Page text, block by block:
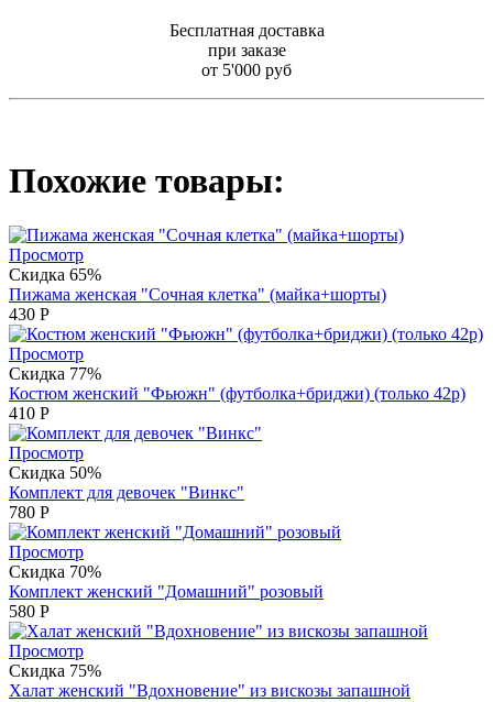
Бесплатная доставка
при заказе
от 5'000 руб
Похожие товары:
Просмотр
Скидка 65%
Пижама женская "Сочная клетка" (майка+шорты)
430 Р
Просмотр
Скидка 77%
Костюм женский "Фьюжн" (футболка+бриджи) (только 42р)
410 Р
Просмотр
Скидка 50%
Комплект для девочек "Винкс"
780 Р
Просмотр
Скидка 70%
Комплект женский "Домашний" розовый
580 Р
Просмотр
Скидка 75%
Халат женский "Вдохновение" из вискозы запашной